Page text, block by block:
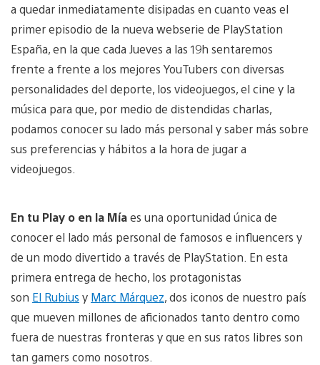
a quedar inmediatamente disipadas en cuanto veas el
primer episodio de la nueva webserie de PlayStation
España, en la que cada Jueves a las 19h sentaremos
frente a frente a los mejores YouTubers con diversas
personalidades del deporte, los videojuegos, el cine y la
música para que, por medio de distendidas charlas,
podamos conocer su lado más personal y saber más sobre
sus preferencias y hábitos a la hora de jugar a
videojuegos.
En tu Play o en la Míaes una oportunidad única de
conocer el lado más personal de famosos e influencers y
de un modo divertido a través de PlayStation. En esta
primera entrega de hecho, los protagonistas
son El Rubius y Marc Márquez, dos iconos de nuestro país
que mueven millones de aficionados tanto dentro como
fuera de nuestras fronteras y que en sus ratos libres son
tan gamers como nosotros.